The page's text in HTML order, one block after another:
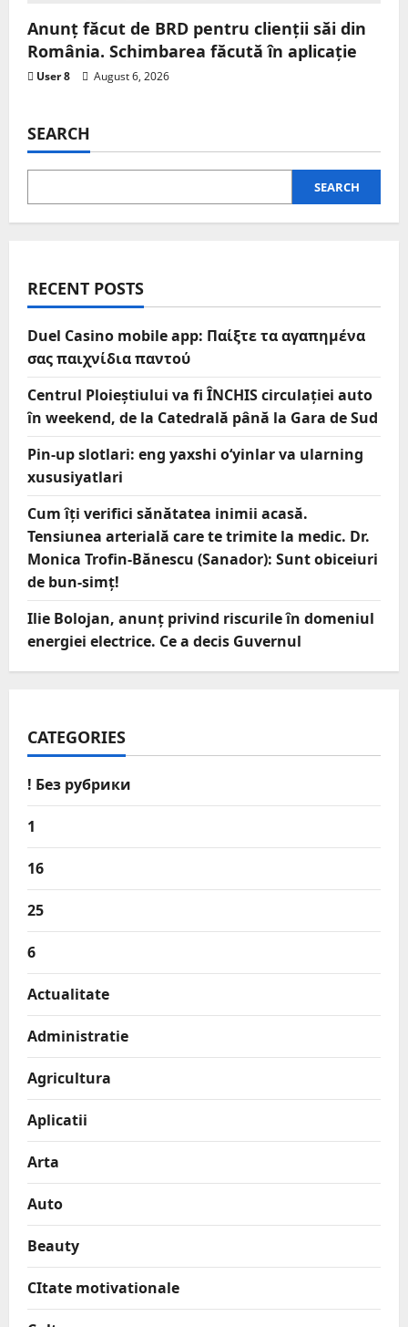
Anunț făcut de BRD pentru clienții săi din
România. Schimbarea făcută în aplicație
User 8 August 6, 2026
SEARCH
SEARCH
RECENT POSTS
Duel Casino mobile app: Παίξτε τα αγαπημένα
σας παιχνίδια παντού
Centrul Ploieștiului va fi ÎNCHIS circulației auto
în weekend, de la Catedrală până la Gara de Sud
Pin-up slotlari: eng yaxshi o‘yinlar va ularning
xususiyatlari
Cum îți verifici sănătatea inimii acasă.
Tensiunea arterială care te trimite la medic. Dr.
Monica Trofin-Bănescu (Sanador): Sunt obiceiuri
de bun-simț!
Ilie Bolojan, anunț privind riscurile în domeniul
energiei electrice. Ce a decis Guvernul
CATEGORIES
! Без рубрики
1
16
25
6
Actualitate
Administratie
Agricultura
Aplicatii
Arta
Auto
Beauty
CItate motivationale